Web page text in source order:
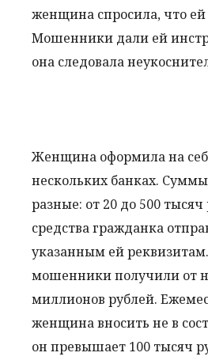
женщина спросила, что ей
Мошенники дали ей
она следовала
Женщина оформила на
нескольких банках.
разные: от 20 до 500 тысяч
средства гражданка
указанным ей
мошенники получили от
миллионов рублей.
женщина вносить не в
он превышает 100 тысяч